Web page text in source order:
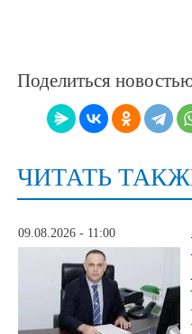
Поделиться
ЧИТАТЬ
09.08.2026 - 11:00